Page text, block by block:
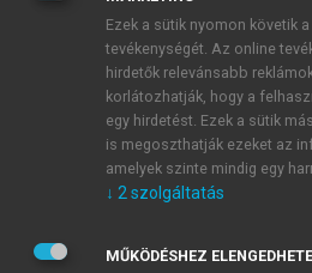
JELSZÓ ÚJRA
Kérek értesítést a MeRSZ
Kérek értesítést az Akadémiai
Adatkezelési tájékoztatóban
Ezek a sütik nyomon követik
tevékenységét. Az online
hirdetők relevánsabb
korlátozhatják, hogy a
egy hirdetést. Ezek a sütik
is megoszthatják ezeket az
amelyek szinte mindig egy
↓ 2 szolgáltatás
MŰKÖDÉSHEZ